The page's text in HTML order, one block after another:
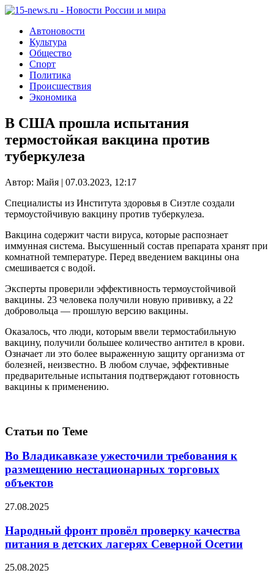
Автоновости
Культура
Общество
Спорт
Политика
Происшествия
Экономика
В США прошла испытания
термостойкая вакцина против
туберкулеза
Автор: Майя | 07.03.2023, 12:17
Специалисты из Института здоровья в Сиэтле создали
термоустойчивую вакцину против туберкулеза.
Вакцина содержит части вируса, которые распознает
иммунная система. Высушенный состав препарата хранят при
комнатной температуре. Перед введением вакцины она
смешивается с водой.
Эксперты проверили эффективность термоустойчивой
вакцины. 23 человека получили новую прививку, а 22
добровольца — прошлую версию вакцины.
Оказалось, что люди, которым ввели термостабильную
вакцину, получили большее количество антител в крови.
Означает ли это более выраженную защиту организма от
болезней, неизвестно. В любом случае, эффективные
предварительные испытания подтверждают готовность
вакцины к применению.
Статьи по Теме
Во Владикавказе ужесточили требования к
размещению нестационарных торговых
объектов
27.08.2025
Народный фронт провёл проверку качества
питания в детских лагерях Северной Осетии
25.08.2025